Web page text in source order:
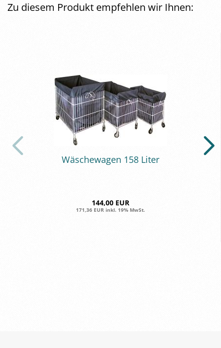
Zu diesem Produkt empfehlen wir Ihnen:
Wä­sche­wa­gen 158 Liter
144,00 EUR
171,36 EUR inkl. 19% MwSt.